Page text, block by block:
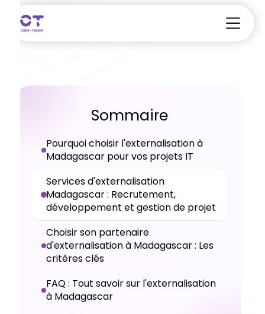
Sommaire
Pourquoi choisir l'externalisation à
Madagascar pour vos projets IT
Services d'externalisation
Madagascar : Recrutement,
développement et gestion de projet
Choisir son partenaire
d'externalisation à Madagascar : Les
critères clés
FAQ : Tout savoir sur l'externalisation
à Madagascar